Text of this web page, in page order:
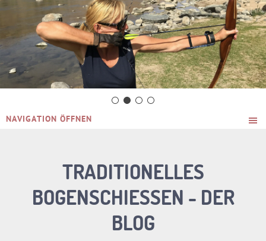
NAVIGATION ÖFFNEN
TRADITIONELLES
BOGENSCHIESSEN - DER B
LOG